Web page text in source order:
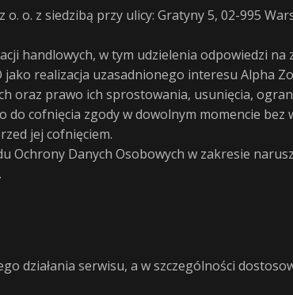
o. z siedzibą przy ulicy: Gratyny 5, 02-995
handlowych, w tym udzielenia odpowiedzi na
realizacja uzasadnionego interesu Alpha
oraz prawo ich sprostowania, usunięcia,
cofnięcia zgody w dowolnym momencie bez
jej cofnięciem.
Ochrony Danych Osobowych w zakresie
działania serwisu, a w szczególności